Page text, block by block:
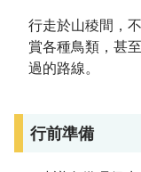
行走於山稜間，
賞各種鳥類，甚
過的路線。
行前準備